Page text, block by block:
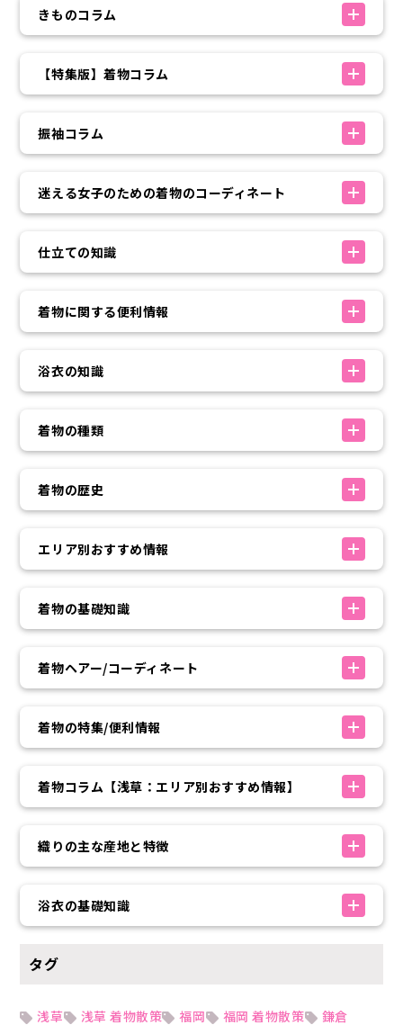
きものコラム
【特集版】着物コラム
振袖コラム
迷える女子のための着物のコーディネート
仕立ての知識
着物に関する便利情報
浴衣の知識
着物の種類
着物の歴史
エリア別おすすめ情報
着物の基礎知識
着物ヘアー/コーディネート
着物の特集/便利情報
着物コラム【浅草：エリア別おすすめ情報】
織りの主な産地と特徴
浴衣の基礎知識
タグ
浅草 浅草 着物散策 福岡 福岡 着物散策
鎌倉